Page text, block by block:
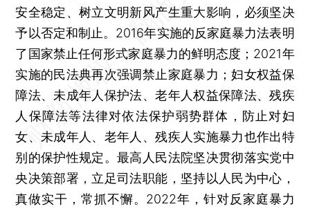
安全稳定、树立文明新风产生重大影响，必须坚决
予以否定和制止。2016年实施的反家庭暴力法表明
了国家禁止任何形式家庭暴力的鲜明态度；2021年
实施的民法典再次强调禁止家庭暴力；妇女权益保
障法、未成年人保护法、老年人权益保障法、残疾
人保障法等法律对依法保护弱势群体，防止对妇
女、未成年人、老年人、残疾人实施暴力也作出特
别的保护性规定。最高人民法院坚决贯彻落实党中
央决策部署，立足司法职能，坚持以人民为中心，
真做实干，常抓不懈。2022年，针对反家庭暴力